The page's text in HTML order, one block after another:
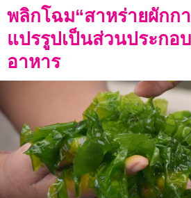
พลิกโฉม“สาหร่ายผักก
แปรรูปเป็นส่วนประกอ
อาหาร